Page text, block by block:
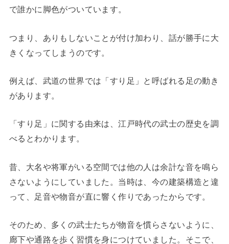
で誰かに脚色がついています。
つまり、ありもしないことが付け加わり、話が勝手に大
きくなってしまうのです。
例えば、武道の世界では「すり足」と呼ばれる足の動き
があります。
「すり足」に関する由来は、江戸時代の武士の歴史を調
べるとわかります。
昔、大名や将軍がいる空間では他の人は余計な音を鳴ら
さないようにしていました。当時は、今の建築構造と違
って、足音や物音が直に響く作りであったからです。
そのため、多くの武士たちが物音を慣らさないように、
廊下や通路を歩く習慣を身につけていました。そこで、